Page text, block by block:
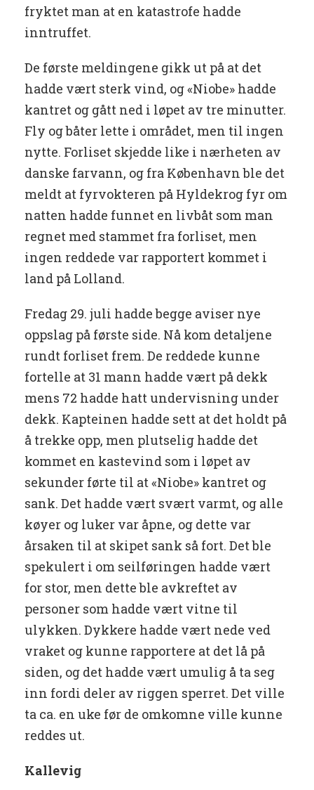
fryktet man at en katastrofe hadde
inntruffet.
De første meldingene gikk ut på at det
hadde vært sterk vind, og «Niobe» hadde
kantret og gått ned i løpet av tre minutter.
Fly og båter lette i området, men til ingen
nytte. Forliset skjedde like i nærheten av
danske farvann, og fra København ble det
meldt at fyrvokteren på Hyldekrog fyr om
natten hadde funnet en livbåt som man
regnet med stammet fra forliset, men
ingen reddede var rapportert kommet i
land på Lolland.
Fredag 29. juli hadde begge aviser nye
oppslag på første side. Nå kom detaljene
rundt forliset frem. De reddede kunne
fortelle at 31 mann hadde vært på dekk
mens 72 hadde hatt undervisning under
dekk. Kapteinen hadde sett at det holdt på
å trekke opp, men plutselig hadde det
kommet en kastevind som i løpet av
sekunder førte til at «Niobe» kantret og
sank. Det hadde vært svært varmt, og alle
køyer og luker var åpne, og dette var
årsaken til at skipet sank så fort. Det ble
spekulert i om seilføringen hadde vært
for stor, men dette ble avkreftet av
personer som hadde vært vitne til
ulykken. Dykkere hadde vært nede ved
vraket og kunne rapportere at det lå på
siden, og det hadde vært umulig å ta seg
inn fordi deler av riggen sperret. Det ville
ta ca. en uke før de omkomne ville kunne
reddes ut.
Kallevig